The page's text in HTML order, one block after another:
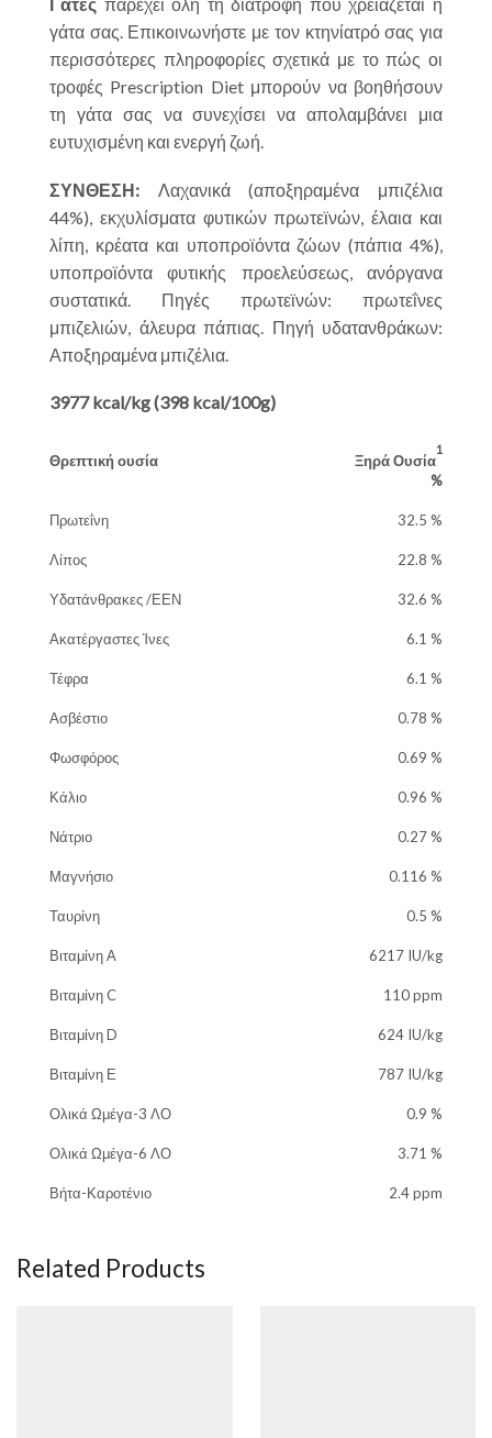
γάτα σας. Επικοινωνήστε με τον κτηνίατρό σας για
περισσότερες πληροφορίες σχετικά με το πώς οι
τροφές Prescription Dietμπορούν να βοηθήσουν
τη γάτα σας να συνεχίσει να απολαμβάνει μια
ευτυχισμένη και ενεργή ζωή.
ΣΥΝΘΕΣΗ: Λαχανικά (αποξηραμένα μπιζέλια
44%), εκχυλίσματα φυτικών πρωτεϊνών, έλαια και
λίπη, κρέατα και υποπροϊόντα ζώων (πάπια 4%),
υποπροϊόντα φυτικής προελεύσεως, ανόργανα
συστατικά. Πηγές πρωτεϊνών: πρωτεΐνες
μπιζελιών, άλευρα πάπιας. Πηγή υδατανθράκων:
Αποξηραμένα μπιζέλια.
3977 kcal/kg (398 kcal/100g)
Θρεπτική ουσία Ξηρά Ουσία
1
%
Πρωτεΐνη 32.5 %
Λίπος 22.8 %
Υδατάνθρακες /ΕΕΝ 32.6 %
Ακατέργαστες Ίνες 6.1 %
Τέφρα 6.1 %
Ασβέστιο 0.78 %
Φωσφόρος 0.69 %
Κάλιο 0.96 %
Νάτριο 0.27 %
Μαγνήσιο 0.116 %
Ταυρίνη 0.5 %
Βιταμίνη Α 6217 IU/kg
Βιταμίνη C 110 ppm
Βιταμίνη D 624 IU/kg
Βιταμίνη Ε 787 IU/kg
Ολικά Ωμέγα-3 ΛΟ 0.9 %
Ολικά Ωμέγα-6 ΛΟ 3.71 %
Βήτα-Καροτένιο 2.4 ppm
Related Products